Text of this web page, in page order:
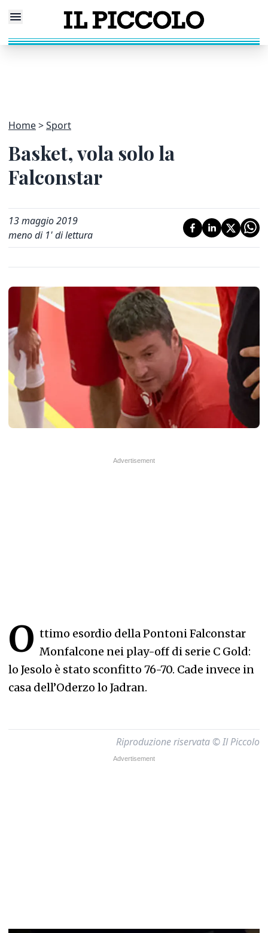
Home Sport
Basket, vola solo la
Falconstar
13 maggio 2019
meno di 1' di lettura
O ttimo esordio della Pontoni Falconstar
Monfalcone nei play-off di serie C Gold:
lo Jesolo è stato sconfitto 76-70. Cade invece in
casa dell’Oderzo lo Jadran.
Riproduzione riservata © Il Piccolo